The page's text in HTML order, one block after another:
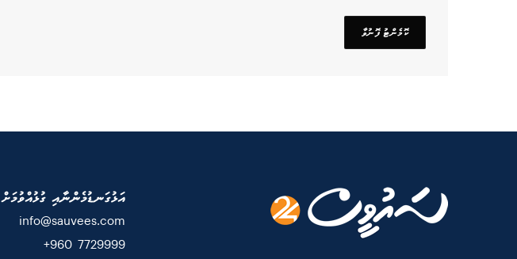
އަޅުގަނޑުމެންނާއި ގުޅުއްވުމަށް
info@sauvees.com
7729999 960+